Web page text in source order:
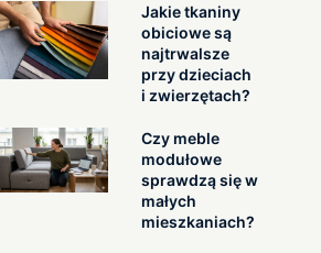
Jakie tkaniny
obiciowe są
najtrwalsze
przy dzieciach
i zwierzętach?
Czy meble
modułowe
sprawdzą się w
małych
mieszkaniach?